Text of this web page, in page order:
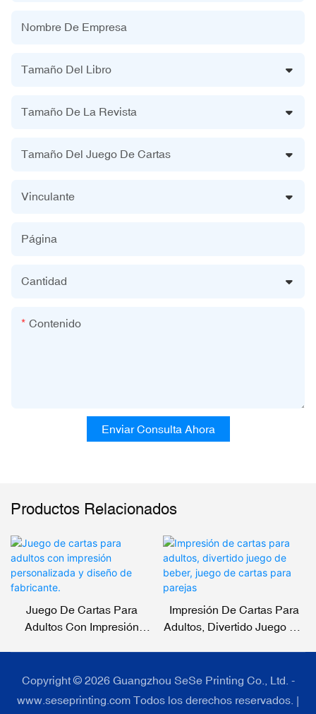
Nombre De Empresa
Tamaño Del Libro
Tamaño De La Revista
Tamaño Del Juego De Cartas
Vinculante
Página
Cantidad
Contenido
Enviar Consulta Ahora
Productos Relacionados
Juego De Cartas Para
Adultos Con Impresión
Impresión De Cartas Para
Adultos, Divertido Juego De
Copyright © 2026 Guangzhou SeSe Printing Co., Ltd. -
www.seseprinting.com Todos los derechos reservados. |